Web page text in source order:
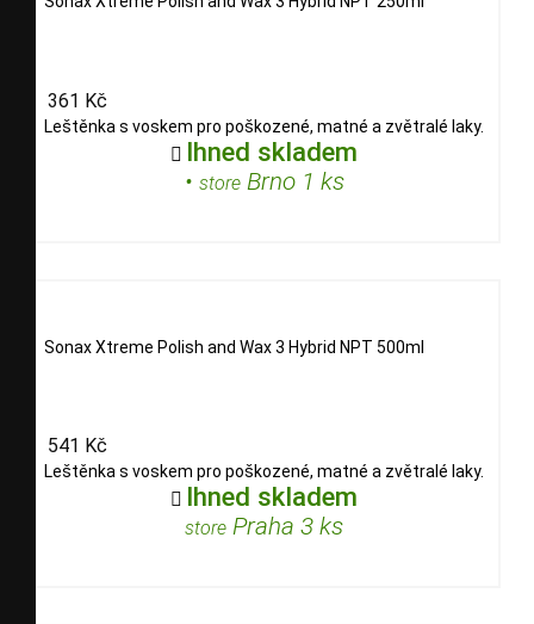
361 Kč
Leštěnka s voskem pro poškozené, matné a zvětralé laky.
 Ihned skladem
• storeBrno 1 ks
Sonax Xtreme Polish and Wax 3 Hybrid NPT 500ml
541 Kč
Leštěnka s voskem pro poškozené, matné a zvětralé laky.
 Ihned skladem
store Praha 3 ks